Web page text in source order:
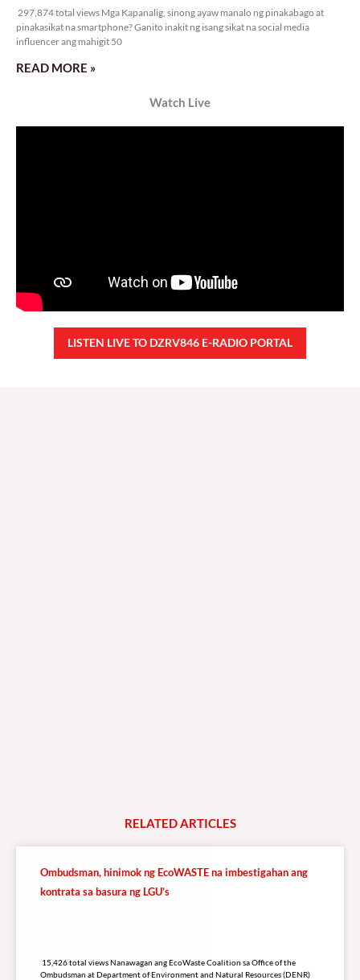
297,874 total views Mga Kapanalig, sinong ayaw manalo ng pinakabago at
pinakasikat na smartphone? Ganito inakit ng isang sikat na social media
influencer ang mahigit 50
READ MORE »
Watch Live
LISTEN LIVE TO DZRV846 E-RADIO PORTAL
RELATEDARTICLES
Ombudsman, hinimok ng EcoWASTE na imbestigahan ang
kontrata sa basura ng LGU’s
15,426 total views Nanawagan ang EcoWaste Coalition sa Office of the
Ombudsman at Department of Environment and Natural Resources (DENR)